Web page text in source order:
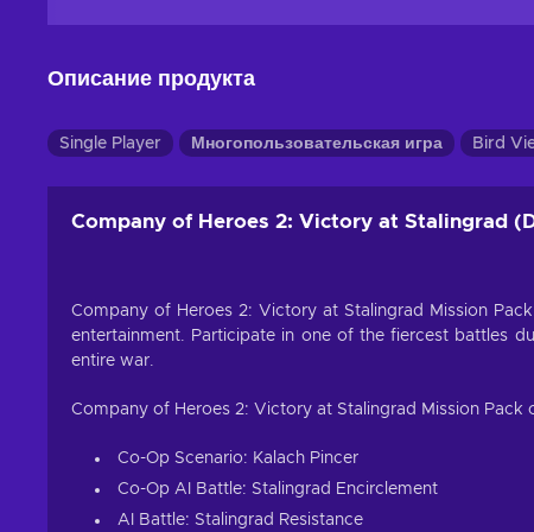
Описание продукта
Single Player Многопользовательская игра Bird
Company of Heroes 2: Victory at Stalingrad
Company of Heroes 2: Victory at Stalingrad Mission
entertainment. Participate in one of the fiercest battles
entire war.
Company of Heroes 2: Victory at Stalingrad Mission Pack
Co-Op Scenario: Kalach Pincer
Co-Op AI Battle: Stalingrad Encirclement
AI Battle: Stalingrad Resistance